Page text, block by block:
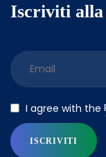
Iscriviti alla
I agree with the